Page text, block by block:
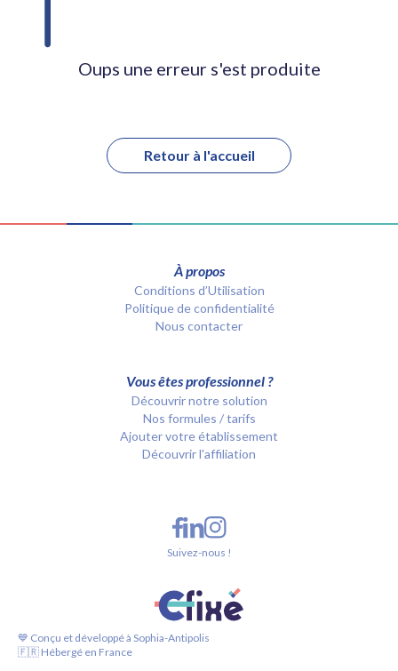
Oups une erreur s'est produite
Retour à l'accueil
À propos
Conditions d’Utilisation
Politique de confidentialité
Nous contacter
Vous êtes professionnel ?
Découvrir notre solution
Nos formules / tarifs
Ajouter votre établissement
Découvrir l'affiliation
💙 Conçu et développé à Sophia-Antipolis
🇫🇷 Hébergé en France
Suivez-nous !